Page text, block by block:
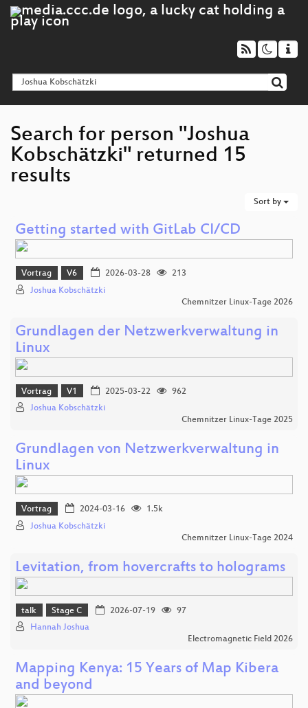
Search for person "Joshua
Kobschätzki" returned 15
results
Sort by
Getting started with GitLab CI/CD
Vortrag V6 2026-03-28
213
Joshua Kobschätzki
Chemnitzer Linux-Tage 2026
Grundlagen der Netzwerkverwaltung in
Linux
Vortrag V1 2025-03-22
962
Joshua Kobschätzki
Chemnitzer Linux-Tage 2025
Grundlagen von Netzwerkverwaltung in
Linux
Vortrag 2024-03-16
1.5k
Joshua Kobschätzki
Chemnitzer Linux-Tage 2024
Levitation, from hovercrafts to holograms
talk Stage C 2026-07-19
97
Hannah Joshua
Electromagnetic Field 2026
Mapping Kenya: 15 Years of Map Kibera
and beyond